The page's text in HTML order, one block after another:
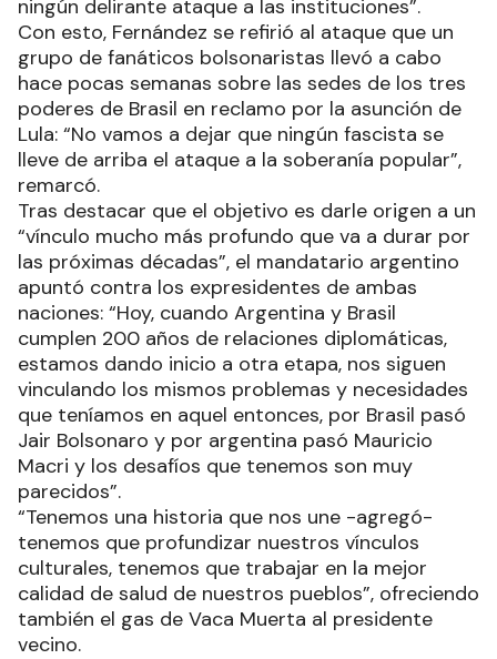
ningún delirante ataque a las instituciones”.
Con esto, Fernández se refirió al ataque que un
grupo de fanáticos bolsonaristas llevó a cabo
hace pocas semanas sobre las sedes de los tres
poderes de Brasil en reclamo por la asunción de
Lula: “No vamos a dejar que ningún fascista se
lleve de arriba el ataque a la soberanía popular”,
remarcó.
Tras destacar que el objetivo es darle origen a un
“vínculo mucho más profundo que va a durar por
las próximas décadas”, el mandatario argentino
apuntó contra los expresidentes de ambas
naciones: “Hoy, cuando Argentina y Brasil
cumplen 200 años de relaciones diplomáticas,
estamos dando inicio a otra etapa, nos siguen
vinculando los mismos problemas y necesidades
que teníamos en aquel entonces, por Brasil pasó
Jair Bolsonaro y por argentina pasó Mauricio
Macri y los desafíos que tenemos son muy
parecidos”.
“Tenemos una historia que nos une -agregó-
tenemos que profundizar nuestros vínculos
culturales, tenemos que trabajar en la mejor
calidad de salud de nuestros pueblos”, ofreciendo
también el gas de Vaca Muerta al presidente
vecino.